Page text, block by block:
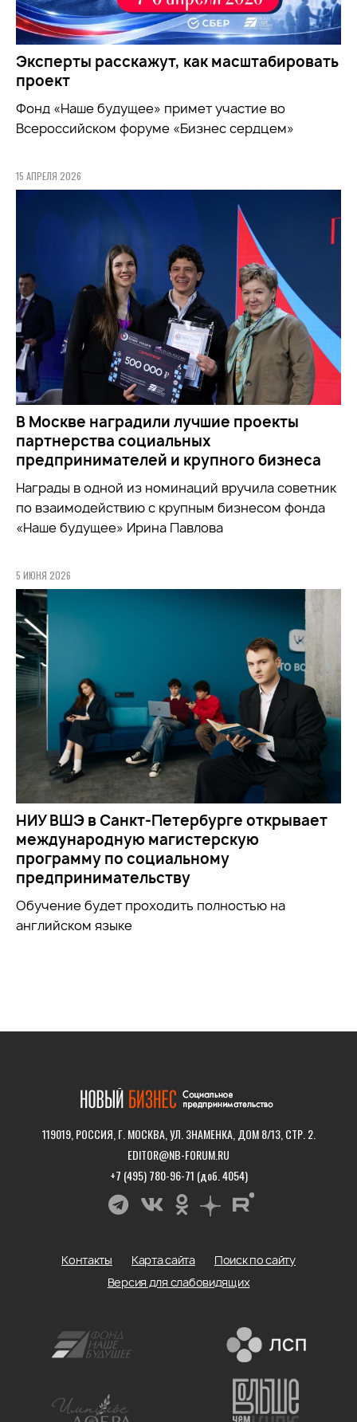
Эксперты расскажут, как масштабировать
проект
Фонд «Наше будущее» примет участие во
Всероссийском форуме «Бизнес сердцем»
15 АПРЕЛЯ 2026
В Москве наградили лучшие проекты
партнерства социальных
предпринимателей и крупного бизнеса
Награды в одной из номинаций вручила советник
по взаимодействию с крупным бизнесом фонда
«Наше будущее» Ирина Павлова
5 ИЮНЯ 2026
НИУ ВШЭ в Санкт-Петербурге открывает
международную магистерскую
программу по социальному
предпринимательству
Обучение будет проходить полностью на
английском языке
119019, РОССИЯ, Г. МОСКВА, УЛ. ЗНАМЕНКА, ДОМ 8/13, СТР. 2.
EDITOR@NB-FORUM.RU
+7 (495) 780-96-71 (доб. 4054)
Контакты Карта сайта
Поиск по сайту
Версия для слабовидящих